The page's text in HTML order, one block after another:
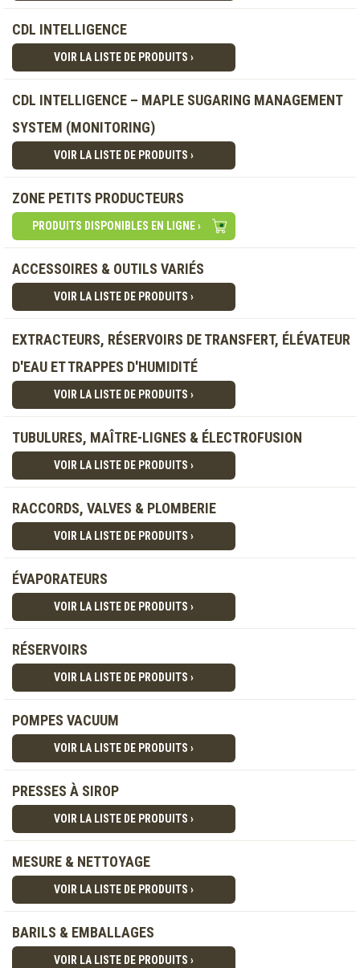
CDL INTELLIGENCE
VOIR LA LISTE DE PRODUITS ›
CDL INTELLIGENCE – MAPLE SUGARING MANAGEMENT
SYSTEM (MONITORING)
VOIR LA LISTE DE PRODUITS ›
ZONE PETITS PRODUCTEURS
PRODUITS DISPONIBLES EN LIGNE ›
ACCESSOIRES & OUTILS VARIÉS
VOIR LA LISTE DE PRODUITS ›
EXTRACTEURS, RÉSERVOIRS DE TRANSFERT, ÉLÉVATEUR
D'EAU ET TRAPPES D'HUMIDITÉ
VOIR LA LISTE DE PRODUITS ›
TUBULURES, MAÎTRE-LIGNES & ÉLECTROFUSION
VOIR LA LISTE DE PRODUITS ›
RACCORDS, VALVES & PLOMBERIE
VOIR LA LISTE DE PRODUITS ›
ÉVAPORATEURS
VOIR LA LISTE DE PRODUITS ›
RÉSERVOIRS
VOIR LA LISTE DE PRODUITS ›
POMPES VACUUM
VOIR LA LISTE DE PRODUITS ›
PRESSES À SIROP
VOIR LA LISTE DE PRODUITS ›
MESURE & NETTOYAGE
VOIR LA LISTE DE PRODUITS ›
BARILS & EMBALLAGES
VOIR LA LISTE DE PRODUITS ›